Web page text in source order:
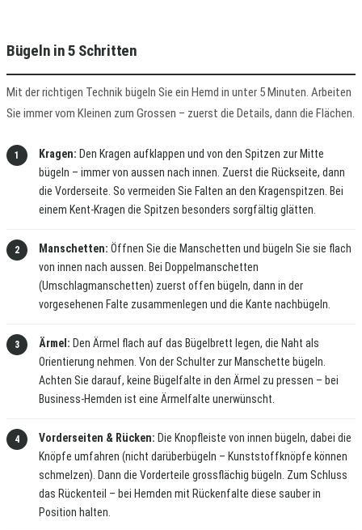
Bügeln in 5 Schritten
Mit der richtigen Technik bügeln Sie ein Hemd in unter 5 Minuten. Arbeiten
Sie immer vom Kleinen zum Grossen – zuerst die Details, dann die Flächen.
Kragen: Den Kragen aufklappen und von den Spitzen zur Mitte
bügeln – immer von aussen nach innen. Zuerst die Rückseite, dann
die Vorderseite. So vermeiden Sie Falten an den Kragenspitzen. Bei
einem Kent-Kragen die Spitzen besonders sorgfältig glätten.
Manschetten: Öffnen Sie die Manschetten und bügeln Sie sie flach
von innen nach aussen. Bei Doppelmanschetten
(Umschlagmanschetten) zuerst offen bügeln, dann in der
vorgesehenen Falte zusammenlegen und die Kante nachbügeln.
Ärmel: Den Ärmel flach auf das Bügelbrett legen, die Naht als
Orientierung nehmen. Von der Schulter zur Manschette bügeln.
Achten Sie darauf, keine Bügelfalte in den Ärmel zu pressen – bei
Business-Hemden ist eine Ärmelfalte unerwünscht.
Vorderseiten & Rücken: Die Knopfleiste von innen bügeln, dabei die
Knöpfe umfahren (nicht darüberbügeln – Kunststoffknöpfe können
schmelzen). Dann die Vorderteile grossflächig bügeln. Zum Schluss
das Rückenteil – bei Hemden mit Rückenfalte diese sauber in
Position halten.